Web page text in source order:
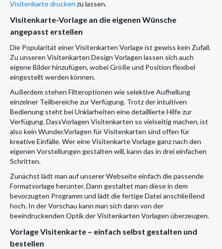
Visitenkarte drucken zu lassen.
Visitenkarte-Vorlage an die eigenen Wünsche
angepasst erstellen
Die Popularität einer Visitenkarten Vorlage ist gewiss kein Zufall.
Zu unseren Visitenkarten Design Vorlagen lassen sich auch
eigene Bilder hinzufügen, wobei Größe und Position flexibel
eingestellt werden können.
Außerdem stehen Filteroptionen wie selektive Aufhellung
einzelner Teilbereiche zur Verfügung. Trotz der intuitiven
Bedienung steht bei Unklarheiten eine detaillierte Hilfe zur
Verfügung. DassVorlagen Visitenkarten so vielseitig machen, ist
also kein Wunder.Vorlagen für Visitenkarten sind offen für
kreative Einfälle. Wer eine Visitenkarte Vorlage ganz nach den
eigenen Vorstellungen gestalten will, kann das in drei einfachen
Schritten.
Zunächst lädt man auf unserer Webseite einfach die passende
Formatvorlage herunter. Dann gestaltet man diese in dem
bevorzugten Programm und lädt die fertige Datei anschließend
hoch. In der Vorschau kann man sich dann von der
beeindruckenden Optik der Visitenkarten Vorlagen überzeugen.
Vorlage Visitenkarte – einfach selbst gestalten und
bestellen